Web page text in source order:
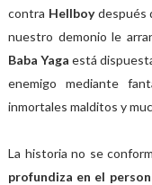
contra Hellboydespués
nuestro demonio le
Baba Yaga está
enemigo mediante
inmortales malditos y
La historia no se
profundiza en el